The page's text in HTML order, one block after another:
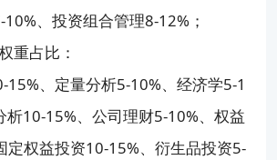
、投资组合管理8-12%；
重占比：
15%、定量分析5-10%、经济学5-1
析10-15%、公司理财5-10%、权益
定权益投资10-15%、衍生品投资5-